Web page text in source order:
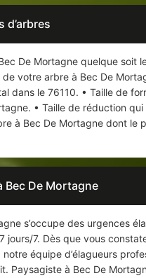
d’arbres
De Mortagne quelque soit
votre arbre à Bec De
dans le 76110. • Taille de
• Taille de réduction qui
à Bec De Mortagne dont le
Bec De Mortagne
s’occupe des urgences
jours/7. Dès que vous
équipe d’élagueurs
Paysagiste à Bec De